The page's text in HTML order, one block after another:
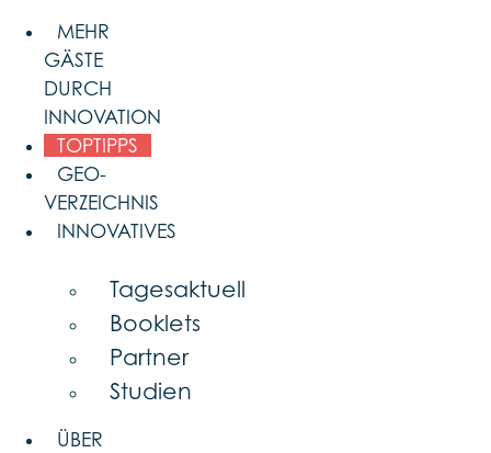
content
MEHR
GÄSTE
DURCH
INNOVATION
TOPTIPPS
GEO-
VERZEICHNIS
INNOVATIVES
Tagesaktuell
Booklets
Partner
Studien
ÜBER